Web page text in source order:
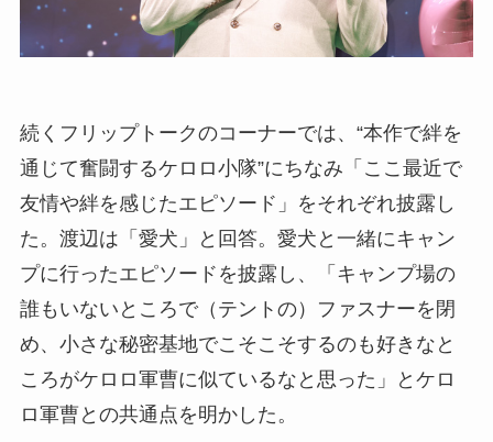
続くフリップトークのコーナーでは、“本作で絆を
通じて奮闘するケロロ小隊”にちなみ「ここ最近で
友情や絆を感じたエピソード」をそれぞれ披露し
た。渡辺は「愛犬」と回答。愛犬と一緒にキャン
プに行ったエピソードを披露し、「キャンプ場の
誰もいないところで（テントの）ファスナーを閉
め、小さな秘密基地でこそこそするのも好きなと
ころがケロロ軍曹に似ているなと思った」とケロ
ロ軍曹との共通点を明かした。